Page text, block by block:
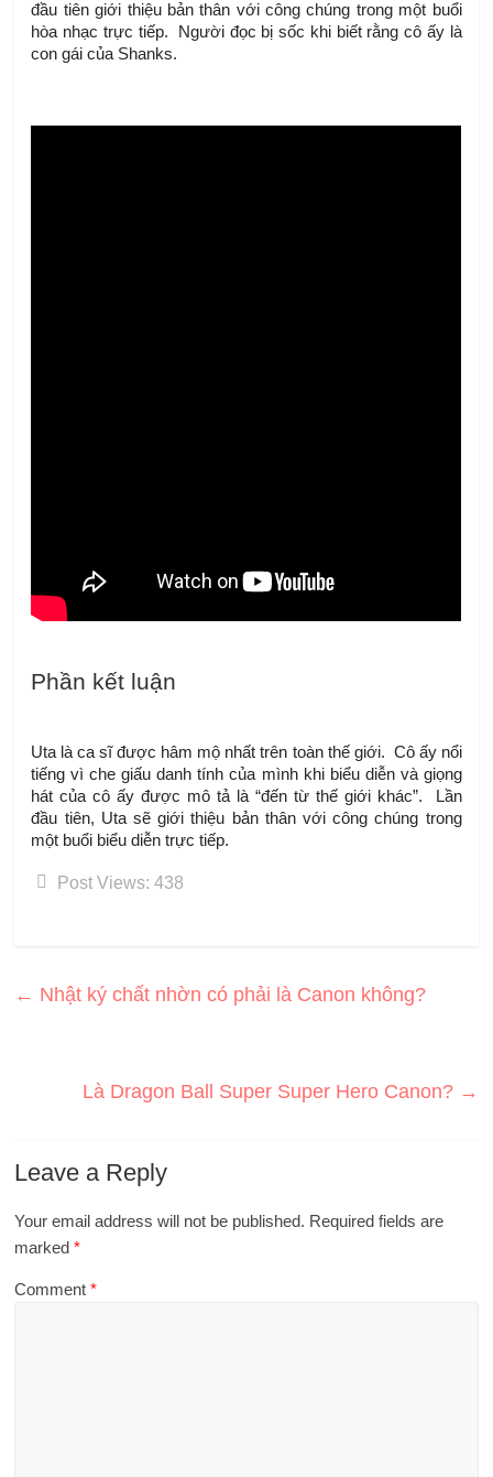
đầu tiên giới thiệu bản thân với công chúng trong một buổi
hòa nhạc trực tiếp.  Người đọc bị sốc khi biết rằng cô ấy là
con gái của Shanks.
Phần kết luận
Uta là ca sĩ được hâm mộ nhất trên toàn thế giới.  Cô ấy nổi
tiếng vì che giấu danh tính của mình khi biểu diễn và giọng
hát của cô ấy được mô tả là “đến từ thế giới khác”.  Lần
đầu tiên, Uta sẽ giới thiệu bản thân với công chúng trong
một buổi biểu diễn trực tiếp.
Post Views: 438
← Nhật ký chất nhờn có phải là Canon không?
Là Dragon Ball Super Super Hero Canon? →
Leave a Reply
Your email address will not be published. Required fields are
marked*
Comment*